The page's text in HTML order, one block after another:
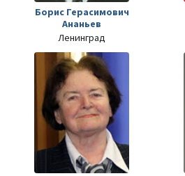
Борис Герасимович
Ананьев
Ленинград